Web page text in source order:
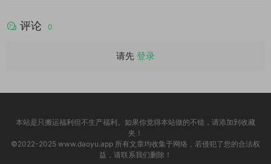
评论 0
请先 登录
本站是只搬运福利但不生产福利。如果你觉得本站做的不错，请添加到收藏
夹！
©2022-2025 www.daoyu.app 所有文章均收集于网络，若侵犯了您的合法权
益，请联系我们删除！